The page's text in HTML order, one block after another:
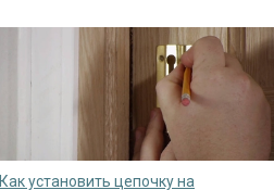
Как установить цепочку на